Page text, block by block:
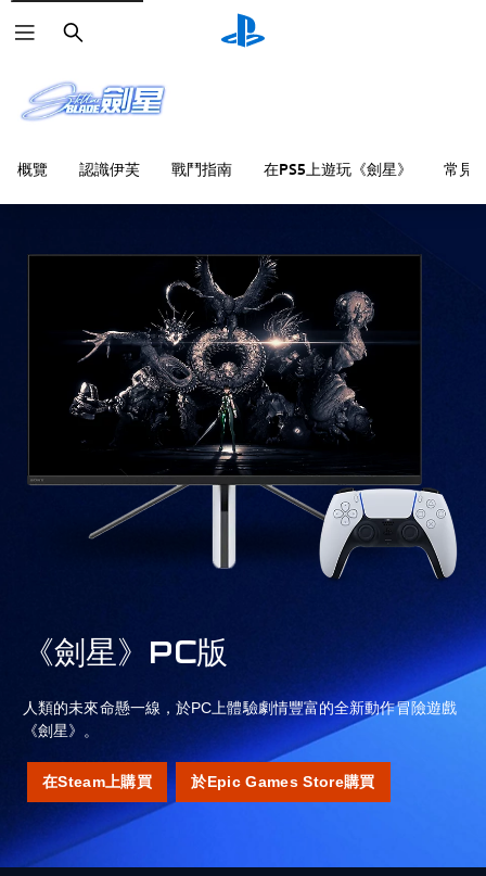
搜
尋
概覽 認識伊芙 戰鬥指南 在PS5上遊玩《劍星》 常見
《劍星》PC版
人類的未來命懸一線，於PC上體驗劇情豐富的全新動作冒險遊戲
《劍星》。
在Steam上購買 於Epic Games Store購買